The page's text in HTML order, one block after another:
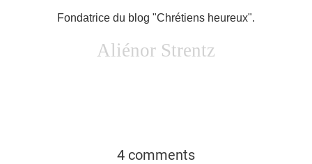
Fondatrice du blog "Chrétiens heureux".
Aliénor Strentz
4 comments